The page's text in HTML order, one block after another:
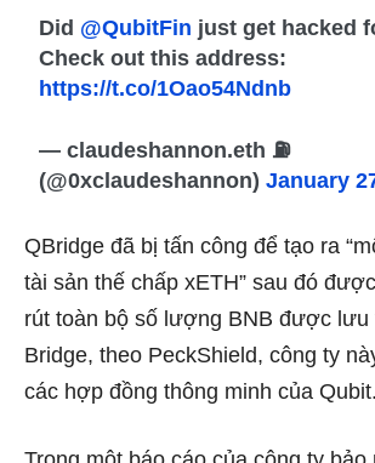
Did @QubitFin just get hacked
Check out this address:
https://t.co/1Oao54Ndnb
— claudeshannon.eth ⛽️
(@0xclaudeshannon)January
QBridge đã bị tấn công để tạo ra
tài sản thế chấp xETH” sau đó
rút toàn bộ số lượng BNB được lưu
Bridge, theo PeckShield, công ty
các hợp đồng thông minh của Qubit.